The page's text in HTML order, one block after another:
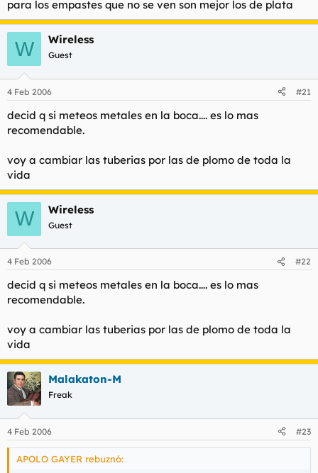
para los empastes que no se ven son mejor los de plata
W Wireless
Guest
4 Feb 2006 #21
decid q si meteos metales en la boca.... es lo mas
recomendable.
voy a cambiar las tuberias por las de plomo de toda la
vida
W Wireless
Guest
4 Feb 2006 #22
decid q si meteos metales en la boca.... es lo mas
recomendable.
voy a cambiar las tuberias por las de plomo de toda la
vida
Malakaton-M
Freak
4 Feb 2006 #23
APOLO GAYER rebuznó: